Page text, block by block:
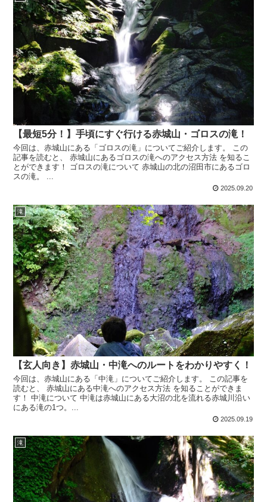
【最短5分！】手頃にすぐ行ける赤城山・ゴロスの滝！
今回は、赤城山にある「ゴロスの滝」についてご紹介します。 この
記事を読むと、 赤城山にあるゴロスの滝へのアクセス方法 を知るこ
とができます！ ゴロスの滝について 赤城山の北の沼田市にあるゴロ
スの滝。 ...
2025.09.20
滝
【玄人向き】赤城山・中滝へのルートをわかりやすく！
今回は、赤城山にある「中滝」についてご紹介します。 この記事を
読むと、 赤城山にある中滝へのアクセス方法 を知ることができま
す！ 中滝について 中滝は赤城山にある大沼の北を流れる赤城川沿い
にある滝の1つ。...
2025.09.19
滝